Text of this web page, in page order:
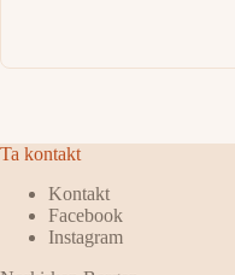
Ta kontakt
Kontakt
Facebook
Instagram